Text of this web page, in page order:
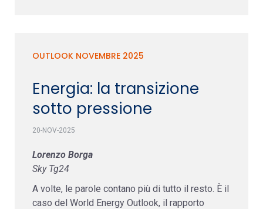
OUTLOOK NOVEMBRE 2025
Energia: la transizione
sotto pressione
20-NOV-2025
Lorenzo Borga
Sky Tg24
A volte, le parole contano più di tutto il resto. È il
caso del World Energy Outlook, il rapporto